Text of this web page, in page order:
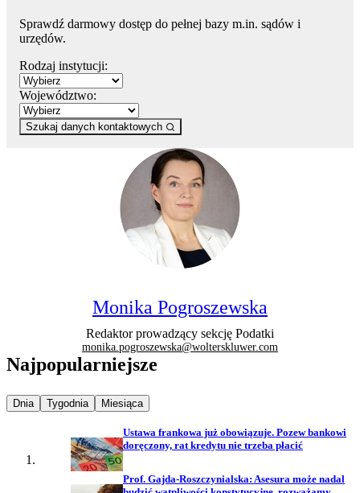
Sprawdź darmowy dostęp do pełnej bazy m.in. sądów i
urzędów.
Rodzaj instytucji:
Województwo:
Szukaj danych kontaktowych
Monika Pogroszewska
Redaktor prowadzący sekcję Podatki
monika.pogroszewska@wolterskluwer.com
Najpopularniejsze
Najpopularniejsze wiadomości z
Dnia Najpopularniejsze wiadomości z
Tygodnia Najpopularniejsze wiadomości z
Miesiąca
Ustawa frankowa już obowiązuje. Pozew bankowi
doręczony, rat kredytu nie trzeba płacić
Prof. Gajda-Roszczynialska: Asesura może nadal